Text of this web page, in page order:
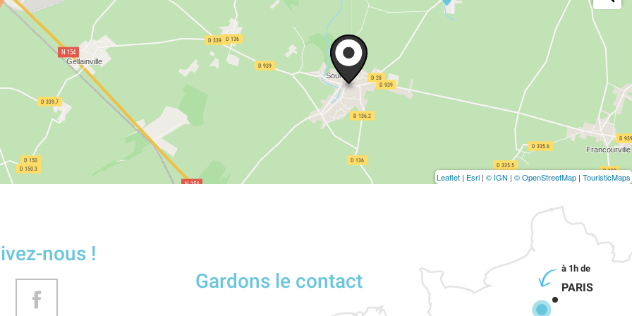
Leaflet | Esri | © IGN | © OpenStreetMap | TouristicMaps
nous !
Gardons le contact
PARIS